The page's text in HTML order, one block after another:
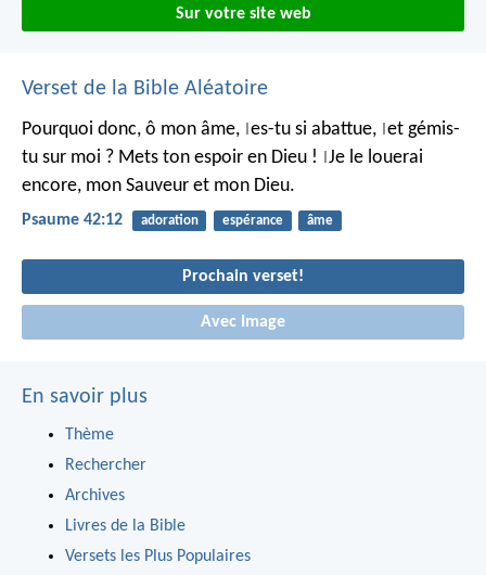
Sur votre site web
Verset de la Bible Aléatoire
Pourquoi donc, ô mon âme, es-tu si abattue, et gémis-
tu sur moi ? Mets ton espoir en Dieu !
Je le louerai
encore, mon Sauveur et mon Dieu.
Psaume 42:12 adoration espérance âme
Prochain verset!
Avec Image
En savoir plus
Thème
Rechercher
Archives
Livres de la Bible
Versets les Plus Populaires